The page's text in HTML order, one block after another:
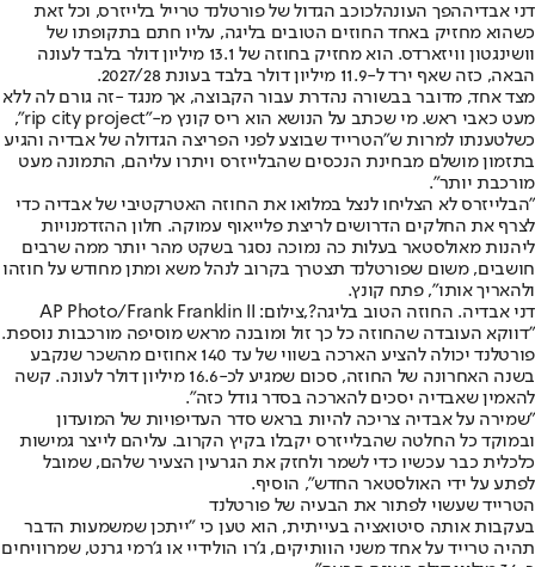
דני אבדיההפך העונהלכוכב הגדול של פורטלנד טרייל בלייזרס, וכל זאת
כשהוא מחזיק באחד החוזים הטובים בליגה, עליו חתם בתקופתו של
וושינגטון וויזארדס. הוא מחזיק בחוזה של 13.1 מיליון דולר בלבד לעונה
הבאה, כזה שאף ירד ל-11.9 מיליון דולר בלבד בעונת 2027/28.
מצד אחד, מדובר בבשורה נהדרת עבור הקבוצה, אך מנגד -זה גורם לה ללא
מעט כאבי ראש
. מי שכתב על הנושא הוא ריס קונץ מ-"rip city project",
כשלטענתו למרות ש"הטרייד שבוצע לפני הפריצה הגדולה של אבדיה והגיע
בתזמון מושלם מבחינת הנכסים שהבלייזרס ויתרו עליהם, התמונה מעט
מורכבת יותר".
"הבלייזרס לא הצליחו לנצל במלואו את החוזה האטרקטיבי של אבדיה כדי
לצרף את החלקים הדרושים לריצת פלייאוף עמוקה. חלון ההזדמנויות
ליהנות מאולסטאר בעלות כה נמוכה נסגר בשקט מהר יותר ממה שרבים
חושבים, משום שפורטלנד תצטרך בקרוב לנהל משא ומתן מחודש על חוזהו
ולהאריך אותו", פתח קונץ.
דני אבדיה. החוזה הטוב בליגה?,צילום: AP Photo/Frank Franklin II
"דווקא העובדה שהחוזה כל כך זול ומובנה מראש מוסיפה מורכבות נוספת.
פורטלנד יכולה להציע הארכה בשווי של עד 140 אחוזים מהשכר שנקבע
בשנה האחרונה של החוזה, סכום שמגיע לכ-16.6 מיליון דולר לעונה. קשה
להאמין שאבדיה יסכים להארכה בסדר גודל כזה".
"שמירה על אבדיה צריכה להיות בראש סדר העדיפויות של המועדון
ובמוקד כל החלטה שהבלייזרס יקבלו בקיץ הקרוב. עליהם לייצר גמישות
כלכלית כבר עכשיו כדי לשמר ולחזק את הגרעין הצעיר שלהם, שמובל
לפתע על ידי האולסטאר החדש", הוסיף.
הטרייד שעשוי לפתור את הבעיה של פורטלנד
בעקבות אותה סיטואציה בעייתית, הוא טען כי "ייתכן שמשמעות הדבר
תהיה טרייד על אחד משני הוותיקים, ג'רו הולידיי או ג'רמי גרנט, שמרוויחים